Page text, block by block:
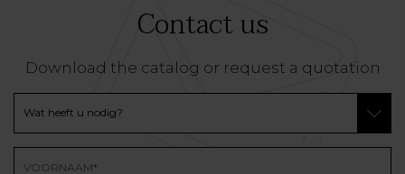
Contact us
Download the catalog or request a quotation